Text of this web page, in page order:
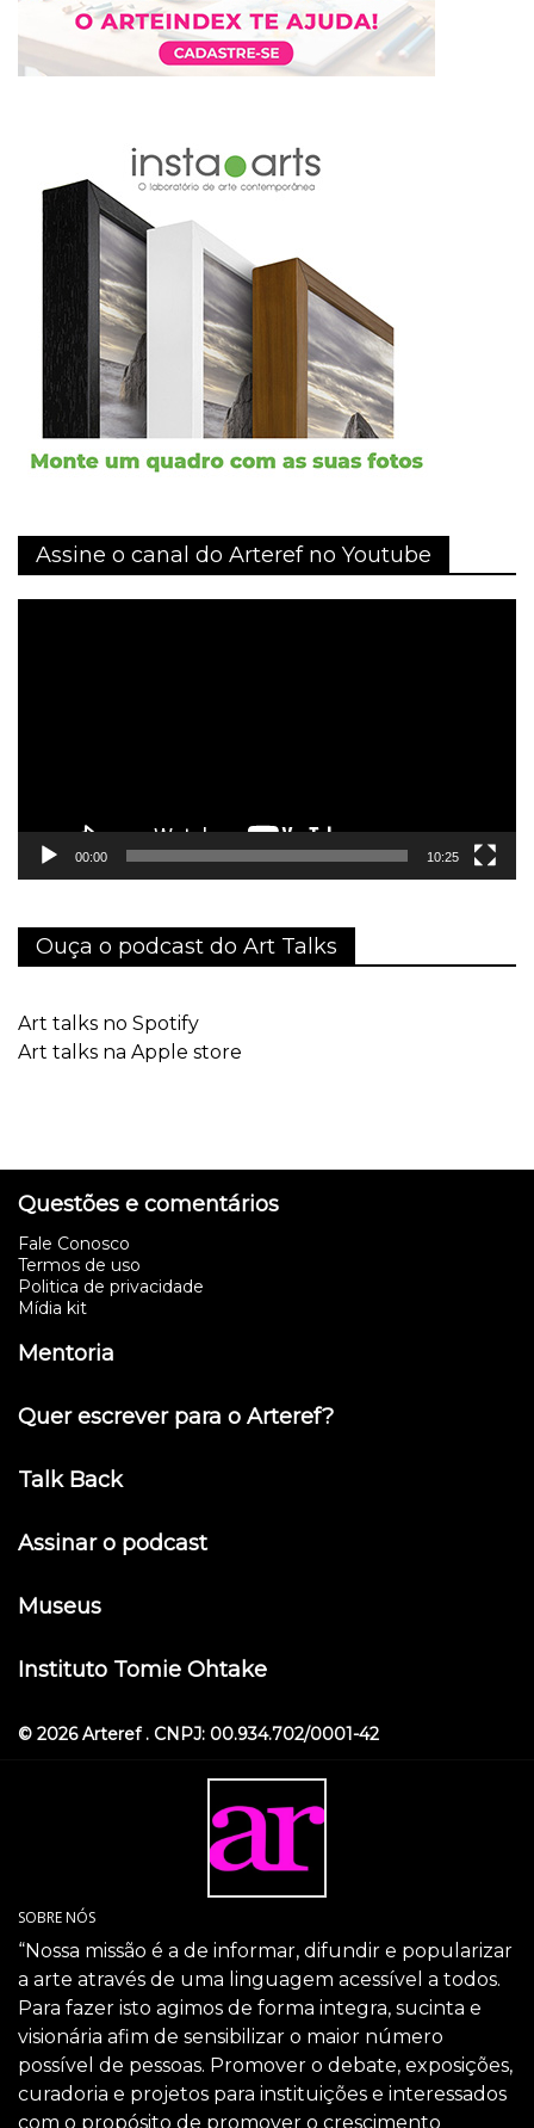
Assine o canal do Arteref no Youtube
00:00 10:25
Ouça o podcast do Art Talks
Art talks no Spotify
Art talks na Apple store
Questões e comentários
Fale Conosco
Termos de uso
Politica de privacidade
Mídia kit
Mentoria
Quer escrever para o Arteref?
Talk Back
Assinar o podcast
Museus
Instituto Tomie Ohtake
© 2026 Arteref . CNPJ: 00.934.702/0001-42
SOBRE NÓS
“Nossa missão é a de informar, difundir e popularizar
a arte através de uma linguagem acessível a todos.
Para fazer isto agimos de forma integra, sucinta e
visionária afim de sensibilizar o maior número
possível de pessoas. Promover o debate, exposições,
curadoria e projetos para instituições e interessados
com o propósito de promover o crescimento